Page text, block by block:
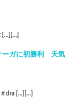
[…][…]
ーガに初勝利 天気
dra […][…]